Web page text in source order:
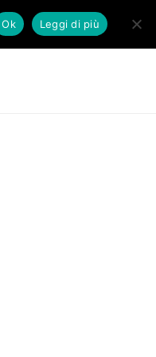
Ok Leggi di più